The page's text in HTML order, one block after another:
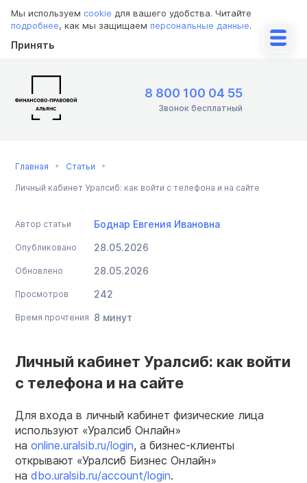
Мы используем cookie для вашего удобства. Читайте
подробнее, как мы защищаем персональные данные.
Принять
8 800 100 04 55
Звонок бесплатный
Главная Статьи
Личный кабинет Уралсиб: как войти с телефона и на сайте
Автор статьи Боднар Евгения Ивановна
Опубликовано 28.05.2026
Обновлено 28.05.2026
Просмотров 242
Время прочтения 8 минут
Личный кабинет Уралсиб: как войти
с телефона и на сайте
Для входа в личный кабинет физические лица
используют «Уралсиб Онлайн»
на online.uralsib.ru/login, а бизнес-клиенты
открывают «Уралсиб Бизнес Онлайн»
на dbo.uralsib.ru/account/login.